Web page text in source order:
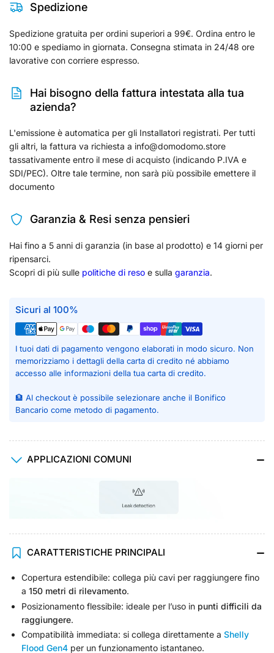
Spedizione
Spedizione gratuita per ordini superiori a 99€. Ordina entro le
10:00 e spediamo in giornata. Consegna stimata in 24/48 ore
lavorative con corriere espresso.
Hai bisogno della fattura intestata alla tua
azienda?
L'emissione è automatica per gli Installatori registrati. Per tutti
gli altri, la fattura va richiesta a info@domodomo.store
tassativamente entro il mese di acquisto (indicando P.IVA e
SDI/PEC). Oltre tale termine, non sarà più possibile emettere il
documento
Garanzia & Resi senza pensieri
Hai fino a 5 anni di garanzia (in base al prodotto) e 14 giorni per
ripensarci.
Scopri di più sulle politiche di reso e sulla garanzia.
Sicuri al 100%
I tuoi dati di pagamento vengono elaborati in modo sicuro. Non
memorizziamo i dettagli della carta di credito né abbiamo
accesso alle informazioni della tua carta di credito.
🏦 Al checkout è possibile selezionare anche il Bonifico
Bancario come metodo di pagamento.
APPLICAZIONI COMUNI
CARATTERISTICHE PRINCIPALI
Copertura estendibile: collega più cavi per raggiungere fino
a 150 metri di rilevamento.
Posizionamento flessibile: ideale per l’uso in punti difficili da
raggiungere.
Compatibilità immediata: si collega direttamente a Shelly
Flood Gen4 per un funzionamento istantaneo.